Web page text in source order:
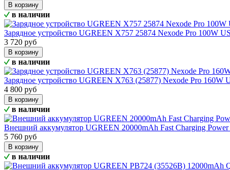
В корзину
в наличии
Зарядное устройство UGREEN X757 25874 Nexode Pro 100W
3 720 руб
В корзину
в наличии
Зарядное устройство UGREEN X763 (25877) Nexode Pro
4 800 руб
В корзину
в наличии
Внешний аккумулятор UGREEN 20000mAh Fast Charging
5 760 руб
В корзину
в наличии